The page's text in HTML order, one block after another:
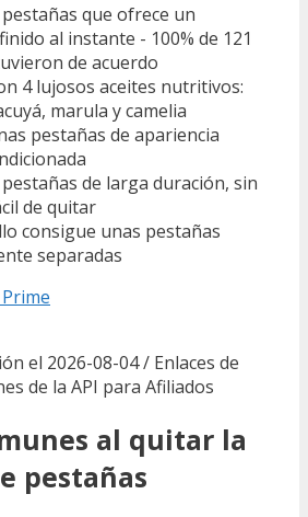
que ofrece un
al instante - 100% de 121
de acuerdo
4 lujosos aceites nutritivos:
marula y camelia
pestañas de apariencia
de larga duración, sin
de quitar
consigue unas pestañas
separadas
el 2026-08-04 / Enlaces de
de la API para Afiliados
al quitar la
pestañas